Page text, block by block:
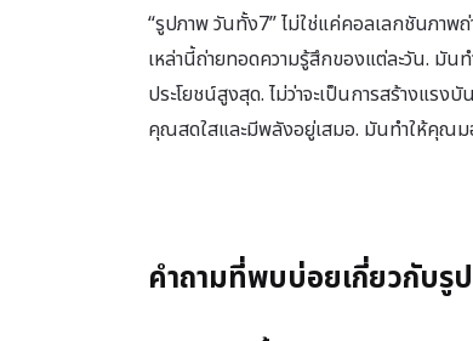
“รูปภาพ วันทั้ง7” ไม่ใช่แค่คอลเลกชันภา
เหล่านี้ถ่ายทอดความรู้สึกของแต่ละวัน. มัน
ประโยชน์สูงสุด. ไม่ว่าจะเป็นการสร้างแร
คุณสดใสและมีพลังอยู่เสมอ. มันทำให้คุณม
คำถามที่พบบ่อยเกี่ยวกับรู